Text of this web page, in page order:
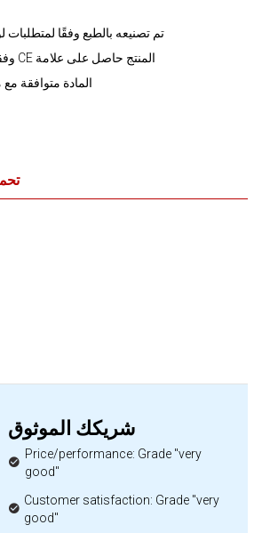
تم تصنيعه بالطبع وفقًا لمتطلبات
وفقاً للإرشادات المعتمدة CE المنتج حاصل على علامة
المادة متوافقة مع
شريكك الموثوق
Price/performance: Grade "very
good"
Customer satisfaction: Grade "very
good"